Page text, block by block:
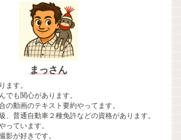
まっさん
ます。
でも関心があります。
の動画のテキスト要約やってます。
、普通自動車２種免許などの資格があります。
っています。
影が好きです。